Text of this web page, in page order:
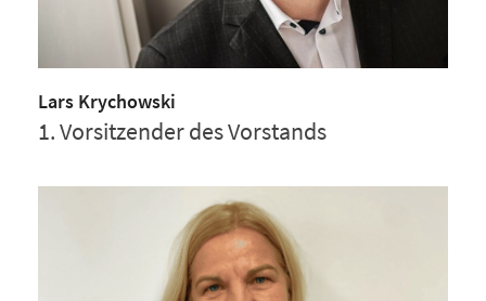
Lars Krychowski
1. Vorsitzender des Vorstands